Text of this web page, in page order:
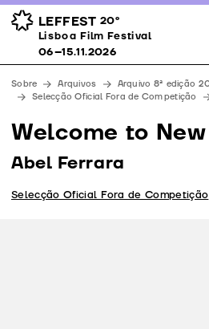
LEFFEST 20º
Lisboa Film Festival 06–15.11.2026
Prémios
Espaços
Apoios
Equipa
Downloads
Contactos
Lisboa Film Festival
06–15.11.2026
Sobre Arquivos Arquivo 8ª edição
Selecção Oficial Fora de Competição
Welcome to
Abel Ferrara
Selecção Oficial Fora de Competição